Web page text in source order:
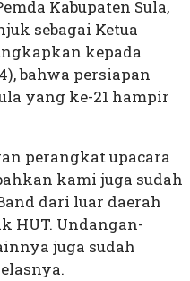
Kabupaten Sula,
sebagai Ketua
kepada
bahwa persiapan
yang ke-21 hampir
perangkat upacara
kami juga sudah
dari luar daerah
HUT. Undangan-
juga sudah